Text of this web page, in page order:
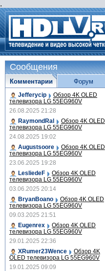
.
Сообщения
Комментарии
Jefferycip Обзор 4K OLED
телевизора LG 55EG960V
26.08.2025 21:28
RaymondRal
Обзор 4K OLED
телевизора LG 55EG960V
24.08.2025 19:02
Augustsoore
Обзор 4K OLED
телевизора LG 55EG960V
23.06.2025 19:28
LesliedeF
Обзор 4K OLED
телевизора LG 55EG960V
03.06.2025 20:14
BryanBoano
Обзор 4K OLED
телевизора LG 55EG960V
09.03.2025 21:51
Eugenrex
Обзор 4K OLED
телевизора LG 55EG960V
29.01.2025 22:36
XRumer23Wence
Обзор 4K
OLED телевизора LG 55EG960V
19.01.2025 09:09
Форум